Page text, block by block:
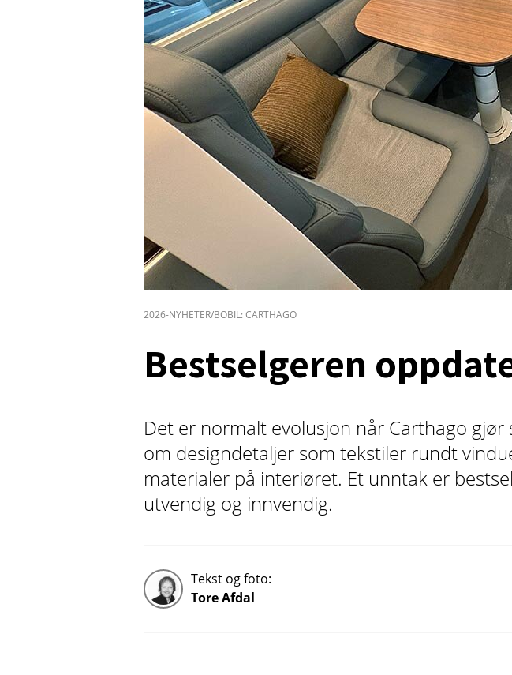
2026-NYHETER/BOBIL: CARTHAGO
Bestselgeren
Det er normalt evolusjon når Carthago
om designdetaljer som tekstiler rundt
materialer på interiøret. Et unntak er
utvendig og innvendig.
Tekst og foto:
Tore Afdal